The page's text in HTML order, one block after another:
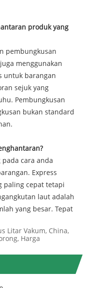
produk yang
pembungkusan
menggunakan
untuk barangan
sejuk yang
Pembungkusan
bukan standard
cara anda
Express
paling cepat tetapi
laut adalah
yang besar. Tepat
Litar Vakum, China,
Harga